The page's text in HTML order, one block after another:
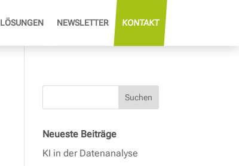
LÖSUNGEN NEWSLETTER KONTAKT
Suchen
Neueste Beiträge
KI in der Datenanalyse